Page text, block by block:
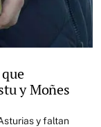
y Moñes
y faltan